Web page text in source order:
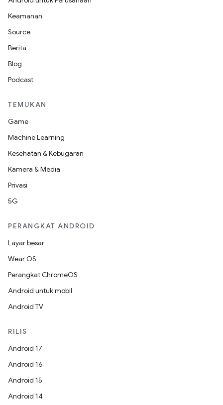
Keamanan
Source
Berita
Blog
Podcast
TEMUKAN
Game
Machine Learning
Kesehatan & Kebugaran
Kamera & Media
Privasi
5G
PERANGKAT ANDROID
Layar besar
Wear OS
Perangkat ChromeOS
Android untuk mobil
Android TV
RILIS
Android 17
Android 16
Android 15
Android 14